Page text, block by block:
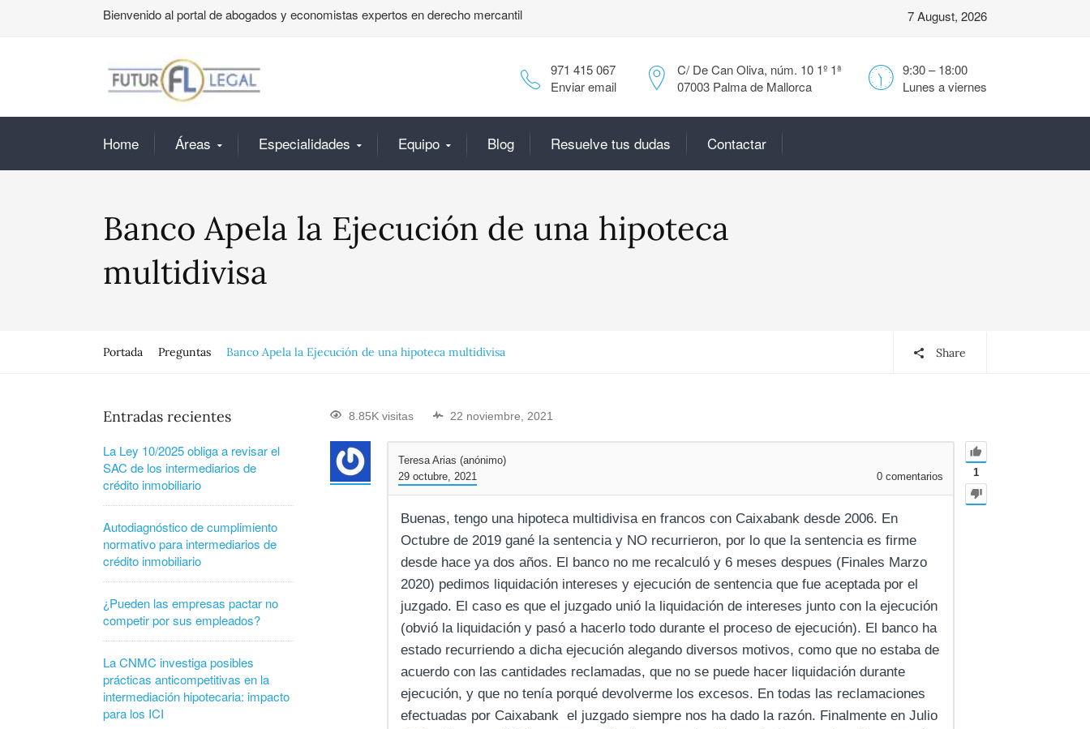
Bienvenido al portal de abogados y economistas expertos en derecho mercantil 7 August, 2026
9:30 – 18:00
Lunes a viernes
C/ De Can Oliva, núm. 10 1º 1ª
07003 Palma de Mallorca
971 415 067
Enviar email
Home Áreas Especialidades Equipo Blog Resuelve tus dudas Contactar
Banco Apela la Ejecución de una hipoteca
multidivisa
Portada Preguntas Banco Apela la Ejecución de una hipoteca multidivisa Share
8.85K visitas 22 noviembre, 2021
1
Teresa Arias (anónimo)
29 octubre, 2021
0 comentarios
Buenas, tengo una hipoteca multidivisa en francos con Caixabank desde 2006. En
Octubre de 2019 gané la sentencia y NO recurrieron, por lo que la sentencia es firme
desde hace ya dos años. El banco no me recalculó y 6 meses despues (Finales Marzo
2020) pedimos liquidación intereses y ejecución de sentencia que fue aceptada por el
juzgado. El caso es que el juzgado unió la liquidación de intereses junto con la ejecución
(obvió la liquidación y pasó a hacerlo todo durante el proceso de ejecución). El banco ha
estado recurriendo a dicha ejecución alegando diversos motivos, como que no estaba de
acuerdo con las cantidades reclamadas, que no se puede hacer liquidación durante
ejecución, y que no tenía porqué devolverme los excesos. En todas las reclamaciones
efectuadas por Caixabank el juzgado siempre nos ha dado la razón. Finalmente en Julio
Entradas recientes
La Ley 10/2025 obliga a revisar el
SAC de los intermediarios de
crédito inmobiliario
Autodiagnóstico de cumplimiento
normativo para intermediarios de
crédito inmobiliario
¿Pueden las empresas pactar no
competir por sus empleados?
La CNMC investiga posibles
prácticas anticompetitivas en la
intermediación hipotecaria: impacto
para los ICI